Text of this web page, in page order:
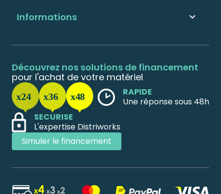
Informations 
Découvrez nos solutions de financement
pour l'achat de votre matériel
RAPIDE
Une réponse sous 48h
SECURISE
L'expertise Distriworks
Simuler le financement